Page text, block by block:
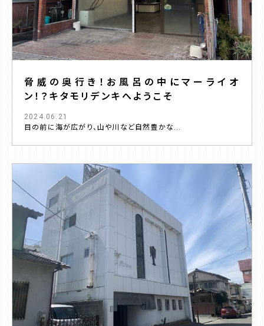
脅威の奥行き！お風呂の中にマーライオ
ン！？キタモリデンキへようこそ
2024.06.21
目の前に海が広がり、山や川など自然豊かな...